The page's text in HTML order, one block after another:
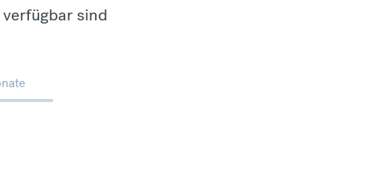
sind